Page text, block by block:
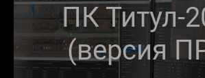
ПК Титул-
(версия